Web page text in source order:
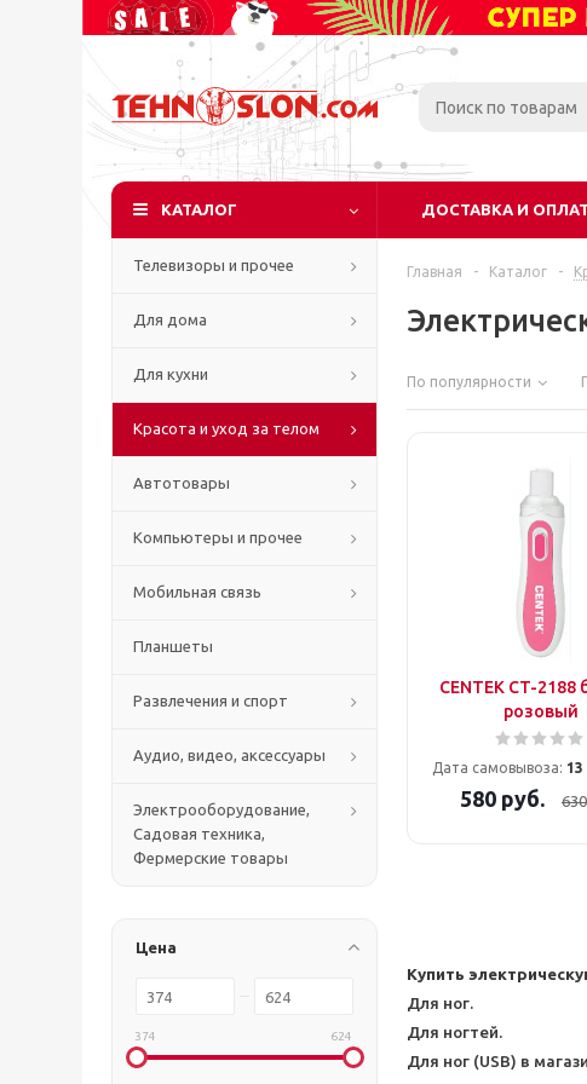
КАТАЛОГ ДОСТАВКА И
Телевизоры и прочее
Для дома
Для кухни
Красота и уход за телом
Автотовары
Компьютеры и прочее
Мобильная связь
Планшеты
Развлечения и спорт
Аудио, видео, аксессуары
Электрооборудование,
Садовая техника,
Фермерские товары
Цена
374 624
Главная - Каталог -
По популярности
CENTEK CT-
розовый
Дата самовывоза: 13
580 руб. 630
Купить
Для ног.
Для ногтей.
Для ног (USB) в